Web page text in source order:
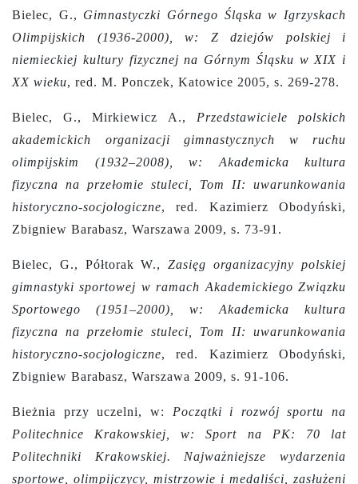
Bielec, G., Gimnastyczki Górnego Śląska w Igrzyskach
Olimpijskich (1936-2000), w: Z dziejów polskiej i
niemieckiej kultury fizycznej na Górnym Śląsku w XIX i
XX wieku, red. M. Ponczek, Katowice 2005, s. 269-278.
Bielec, G., Mirkiewicz A., Przedstawiciele polskich
akademickich organizacji gimnastycznych w ruchu
olimpijskim (1932–2008), w: Akademicka kultura
fizyczna na przełomie stuleci, Tom II: uwarunkowania
historyczno-socjologiczne,
red. Kazimierz Obodyński,
Zbigniew Barabasz, Warszawa 2009, s. 73-91.
Bielec, G., Półtorak W.,Zasięg organizacyjny polskiej
gimnastyki sportowej w ramach Akademickiego Związku
Sportowego (1951–2000), w: Akademicka kultura
fizyczna na przełomie stuleci, Tom II: uwarunkowania
historyczno-socjologiczne,
red. Kazimierz Obodyński,
Zbigniew Barabasz, Warszawa 2009, s. 91-106.
Bieżnia przy uczelni, w: Początki i rozwój sportu na
Politechnice Krakowskiej, w: Sport na PK: 70 lat
Politechniki Krakowskiej. Najważniejsze wydarzenia
sportowe, olimpijczycy, mistrzowie i medaliści, zasłużeni